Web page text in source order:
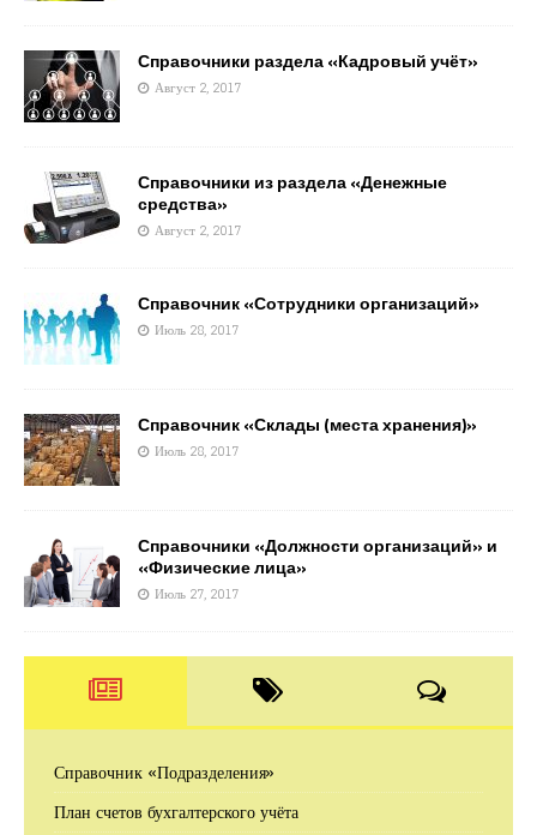
Справочники раздела «Кадровый учёт»
Август 2, 2017
Справочники из раздела «Денежные
средства»
Август 2, 2017
Справочник «Сотрудники организаций»
Июль 28, 2017
Справочник «Склады (места хранения)»
Июль 28, 2017
Справочники «Должности организаций» и
«Физические лица»
Июль 27, 2017
Справочник «Подразделения»
План счетов бухгалтерского учёта